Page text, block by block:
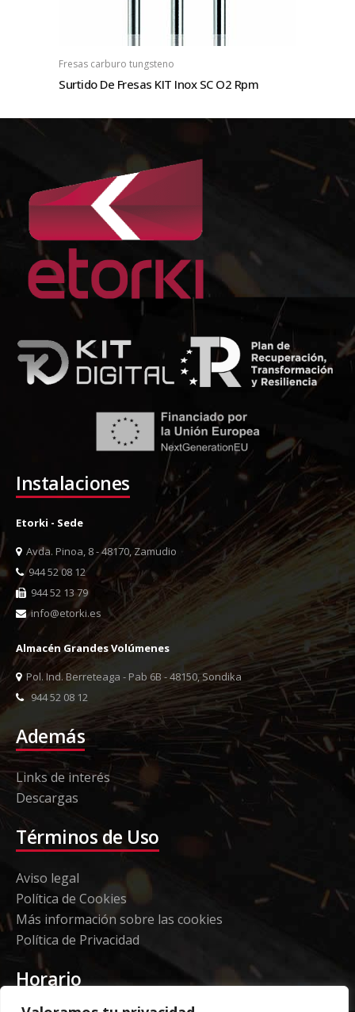
Fresas carburo tungsteno
Surtido De Fresas KIT Inox SC O2 Rpm
Instalaciones
Etorki - Sede
Avda. Pinoa, 8 - 48170, Zamudio
944 52 08 12
944 52 13 79
info@etorki.es
Almacén Grandes Volúmenes
Pol. Ind. Berreteaga - Pab 6B - 48150, Sondika
944 52 08 12
Además
Links de interés
Descargas
Términos de Uso
Aviso legal
Política de Cookies
Más información sobre las cookies
Política de Privacidad
Horario